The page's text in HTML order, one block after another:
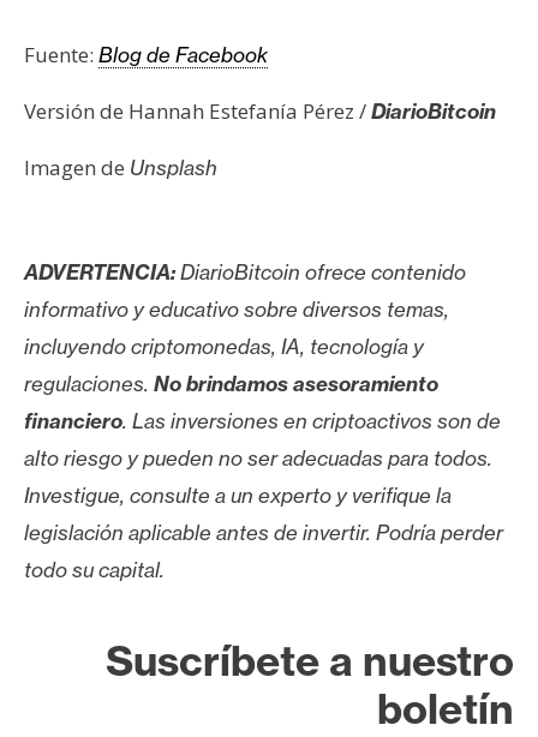
Fuente: Blog de Facebook
Versión de Hannah Estefanía Pérez /DiarioBitcoin
Imagen de Unsplash
ADVERTENCIA:DiarioBitcoin ofrece contenido
informativo y educativo sobre diversos temas,
incluyendo criptomonedas, IA, tecnología y
regulaciones. No brindamos asesoramiento
financiero. Las inversiones en criptoactivos son de
alto riesgo y pueden no ser adecuadas para todos.
Investigue, consulte a un experto y verifique la
legislación aplicable antes de invertir. Podría perder
todo su capital.
Suscríbete a nuestro
boletín